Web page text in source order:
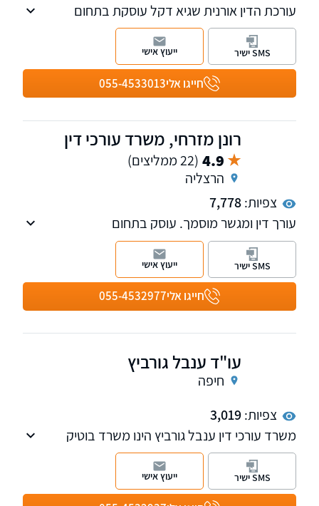
עורכת הדין אורנית שגיא דקל עוסקת בתחום
רשלנות רפואית על כל גווניו ובתביעות סיעוד
חייגו אלי055-4533013
SMS ישיר ייעוץ אישי
רונן מזרחי, משרד עורכי דין
4.9 (22 ממליצים)
הרצליה
צפיות:7,778
עורך דין ומגשר מוסמך. עוסק בתחום
האזרחי-מסחרי ומתמקד בליטיגציה (הדיינות)
משפטית, מקרקעין, חוזים, מעמד אישי ומשפחתי,
הליכי גישור ובוררות.
חייגו אלי055-4532977
SMS ישיר ייעוץ אישי
עו"ד ענבל גורביץ
חיפה
צפיות:3,019
משרד עורכי דין ענבל גורביץ הינו משרד בוטיק
העוסק בתחום נזקי גוף ותאונות וכן הביטוח הלאומי.
SMS ישיר ייעוץ אישי